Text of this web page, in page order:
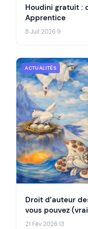
Houdini gratuit :
Apprentice
8 Juil 2026·9
ACTUALITÉS
Droit d’auteur
vous pouvez
21 Fév 2026·13